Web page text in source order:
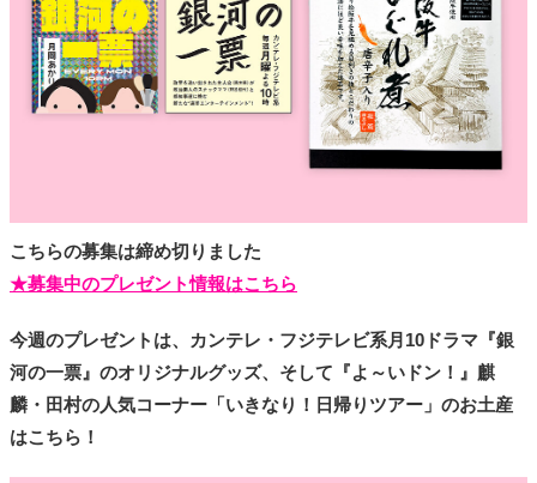
N
E
W
S
「
み
こちらの募集は締め切りました
★募集中のプレゼント情報はこちら
今週のプレゼントは、カンテレ・フジテレビ系月10ドラマ『銀
河の一票』のオリジナルグッズ、そして『よ～いドン！』麒
麟・田村の人気コーナー「いきなり！日帰りツアー」のお土産
はこちら！